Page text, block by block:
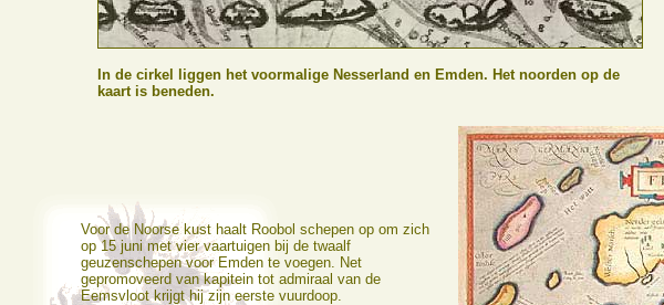
In de cirkel liggen het voormalige Nesserland en Emden. Het noorden op de
kaart is beneden.
Voor de Noorse kust haalt Roobol schepen op om zich
op 15 juni met vier vaartuigen bij de twaalf
geuzenschepen voor Emden te voegen. Net
gepromoveerd van kapitein tot admiraal van de
Eemsvloot krijgt hij zijn eerste vuurdoop.